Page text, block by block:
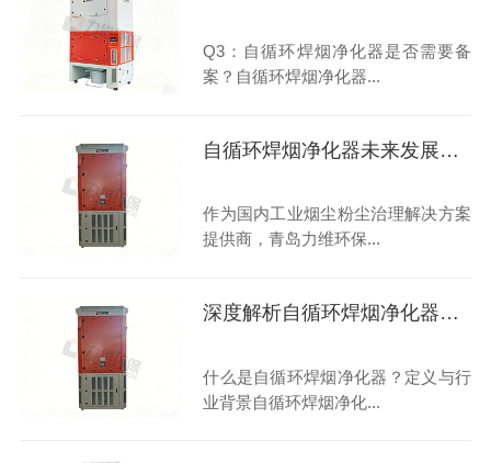
Q3：自循环焊烟净化器是否需要备
案？自循环焊烟净化器...
自循环焊烟净化器未来发展趋势
作为国内工业烟尘粉尘治理解决方案
提供商，青岛力维环保...
深度解析自循环焊烟净化器：原理、应用
什么是自循环焊烟净化器？定义与行
业背景自循环焊烟净化...